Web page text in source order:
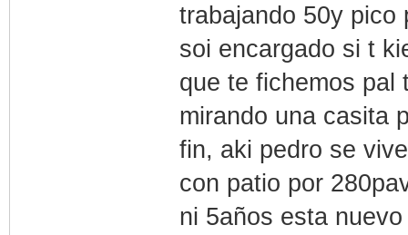
trabajando 50y pico
soi encargado si t
que te fichemos pal
mirando una casita
fin, aki pedro se
con patio por
ni 5años esta